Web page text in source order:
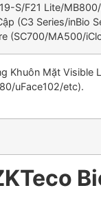
S/F21 Lite/
(C3 Series/inBio
(SC700/MA500/
Khuôn Mặt Visible
uFace102/etc).